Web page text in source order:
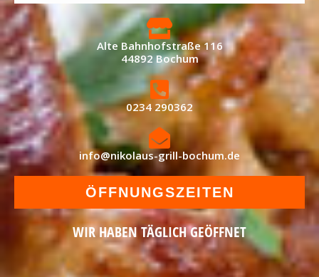
Alte Bahnhofstraße 116
44892 Bochum
0234 290362
info@nikolaus-grill-bochum.de
ÖFFNUNGSZEITEN
WIR HABEN TÄGLICH GEÖFFNET